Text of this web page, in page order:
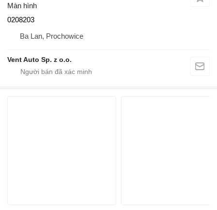
Màn hình
0208203
Ba Lan, Prochowice
Vent Auto Sp. z o.o.